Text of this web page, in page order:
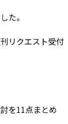
た。
リクエスト受付
を11点まとめ